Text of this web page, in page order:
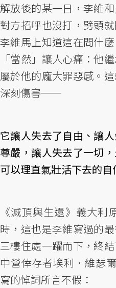
解放後的某一日，李維
對方招呼也沒打，劈頭
李維馬上知道這在問什
「當然」讓人心痛：他
屬於他的龐大罪惡感。
深刻傷害──
它讓人失去了自由、讓
尊嚴，讓人失去了一切
可以理直氣壯活下去的自
《滅頂與生還》義大利
時，這也是李維寫過的
三樓住處一躍而下，終
中營倖存者埃利．維瑟
寫的悼詞所言不假：